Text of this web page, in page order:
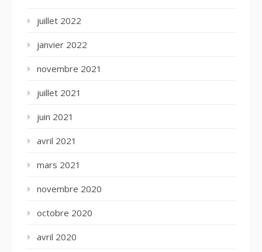
juillet 2022
janvier 2022
novembre 2021
juillet 2021
juin 2021
avril 2021
mars 2021
novembre 2020
octobre 2020
avril 2020